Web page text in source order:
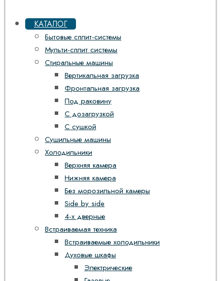
КАТАЛОГ
Бытовые сплит-системы
Мульти-сплит системы
Стиральные машины
Вертикальная загрузка
Фронтальная загрузка
Под раковину
С дозагрузкой
С сушкой
Сушильные машины
Холодильники
Верхняя камера
Нижняя камера
Без морозильной камеры
Side by side
4-х дверные
Встраиваемая техника
Встраиваемые холодильники
Духовые шкафы
Электрические